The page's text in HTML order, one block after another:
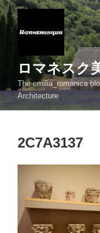
コ
ン
ス
キ
ロマネスク
The emilia_romanica
Architecture
2C7A3137